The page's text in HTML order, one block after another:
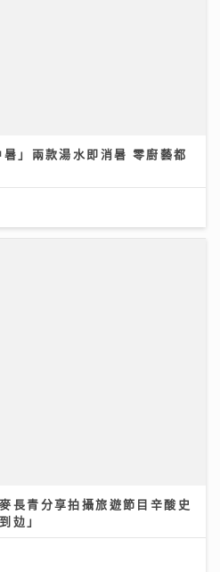
」兩款湯水即消暑 零廚藝都
長青分享拍攝旅遊節目辛酸史
攰」